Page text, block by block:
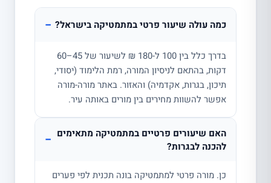
כמה עולה שיעור פרטי במתמטיקה בישראל? −
בדרך כלל בין 100 ל-180 ₪ לשיעור של 45–60
דקות, בהתאם לניסיון המורה, רמת הלימוד (יסודי,
תיכון, בגרות, אקדמיה) והאזור. באתר מורה-מורה
אפשר להשוות מחירים בין מורים באותה עיר.
האם שיעורים פרטיים במתמטיקה מתאימים
להכנה לבגרות?
−
כן. מורה פרטי למתמטיקה בונה תכנית לפי פערים